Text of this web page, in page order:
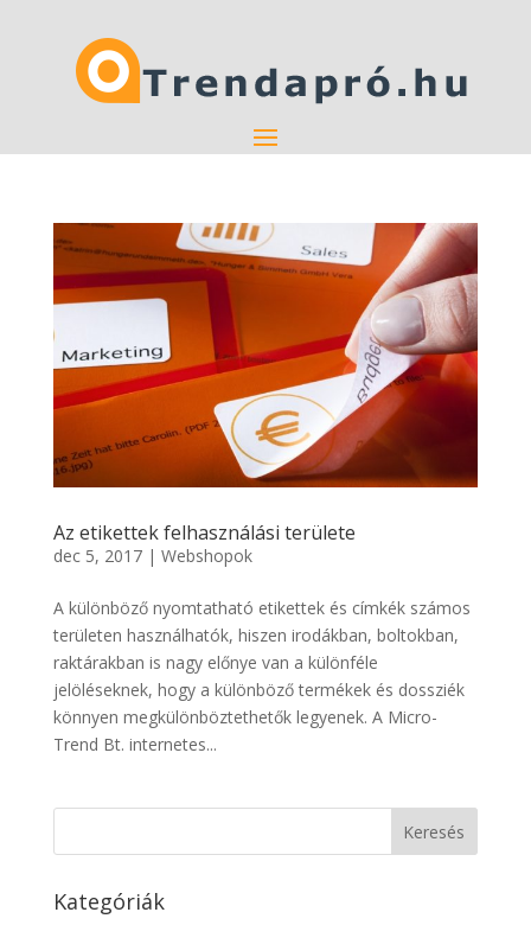
Az etikettek felhasználási területe
dec 5, 2017| Webshopok
A különböző nyomtatható etikettek és címkék számos
területen használhatók, hiszen irodákban, boltokban,
raktárakban is nagy előnye van a különféle
jelöléseknek, hogy a különböző termékek és dossziék
könnyen megkülönböztethetők legyenek. A Micro-
Trend Bt. internetes...
Kategóriák